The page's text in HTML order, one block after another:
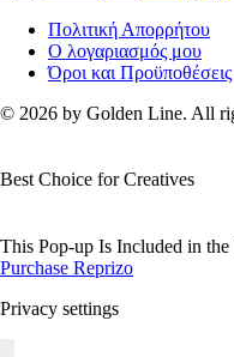
Πολιτική Απορρήτου
Ο λογαριασμός μου
Όροι και Προϋποθέσεις
© 2026 by Golden Line. All
Best Choice for Creatives
This Pop-up Is Included in the
Purchase Reprizo
Privacy settings